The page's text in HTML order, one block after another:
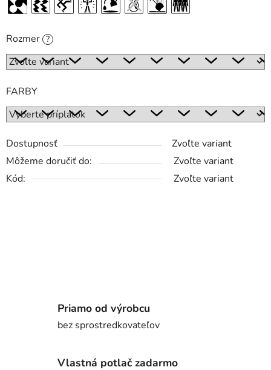
Rozmer ?
FARBY
Dostupnosť
Zvoľte variant
Môžeme doručiť do:
Zvoľte variant
Kód:
Zvoľte variant
Priamo od výrobcu
bez sprostredkovateľov
Vlastná potlač zadarmo